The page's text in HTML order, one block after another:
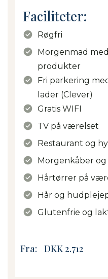
Faciliteter:
Røgfri
Morgenmad
produkter
Fri parkering
lader (Clever)
Gratis WIFI
TV på værelset
Restaurant og
Morgenkåber
Hårtørrer på
Hår og
Glutenfrie og
Fra: DKK 2.712